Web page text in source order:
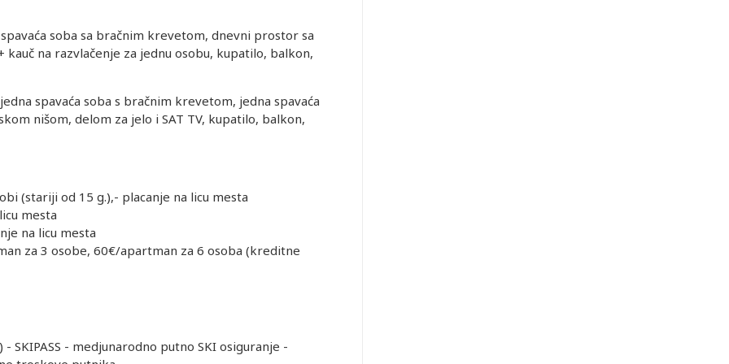
soba sa bračnim krevetom, dnevni prostor sa
kauč na razvlačenje za jednu osobu, kupatilo, balkon,
spavaća soba s bračnim krevetom, jedna spavaća
nišom, delom za jelo i SAT TV, kupatilo, balkon,
(stariji od 15 g.),- placanje na licu mesta
mesta
na licu mesta
za 3 osobe, 60€/apartman za 6 osoba (kreditne
SKIPASS - medjunarodno putno SKI osiguranje -